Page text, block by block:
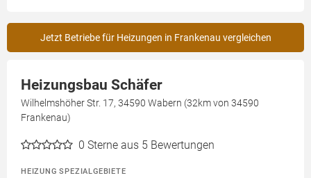
Jetzt Betriebe für Heizungen in Frankenau vergleichen
Heizungsbau Schäfer
Wilhelmshöher Str. 17, 34590 Wabern (32km von 34590
Frankenau)
0 Sterne aus 5 Bewertungen
HEIZUNG SPEZIALGEBIETE